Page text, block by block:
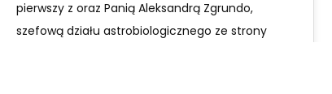
pierwszy z oraz Panią Aleksandrą Zgrundo,
szefową działu astrobiologicznego ze strony